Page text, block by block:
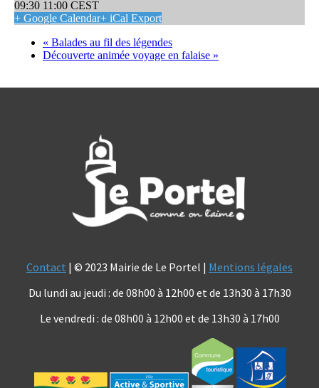
09:30 11:00 CEST
+ Google Calendar+ iCal Export
« Balades au fil des légendes
Découverte animée voyage en falaise »
Contact | © 2023 Mairie de Le Portel | Mentions légales
Du lundi au jeudi : de 08h00 à 12h00 et de 13h30 à 17h30
Le vendredi : de 08h00 à 12h00 et de 13h30 à 17h00